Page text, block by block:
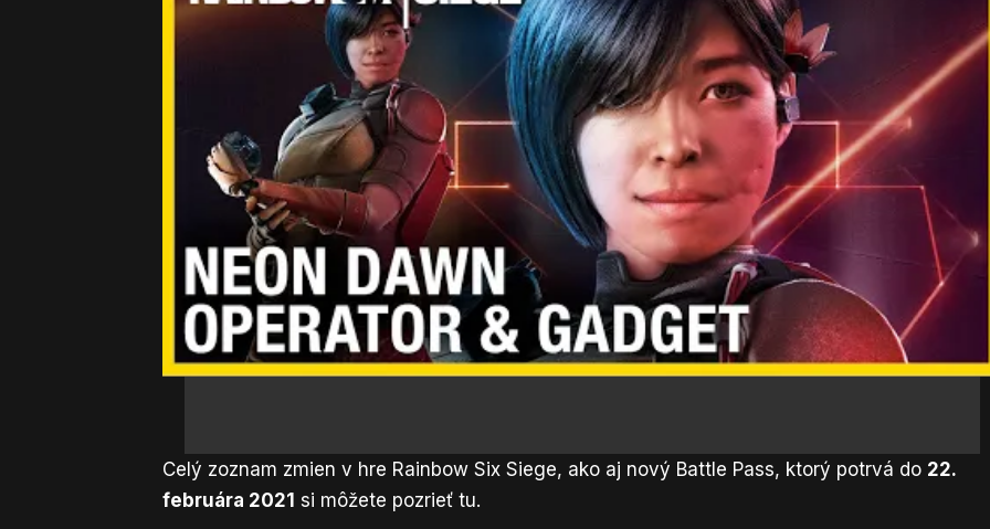
s rizikom že dostanete 40 poškodenie. Zneškodnenie gadgetu je pritom jednoduché. Stačí,
aby ste cez pole hodili granát, dron alebo inú alternatívu.
Ďalším prepracovaním si prešla mapa Skycraper. Opäť došlo aj na balansovanie postáv.
Menovite HIBANA, JÄGER, ECHO, ASH, TWITCH, WAMAI, DOKKAEBI a VALKYRIE.
- Reklama -
Celý zoznam zmien v hre Rainbow Six Siege, ako aj nový Battle Pass, ktorý potrvá do 22.
februára 2021 si môžete pozrieťtu.